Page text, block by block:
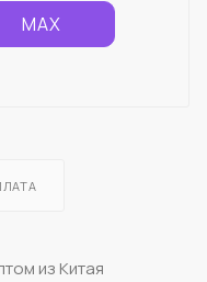
MAX
из Китая